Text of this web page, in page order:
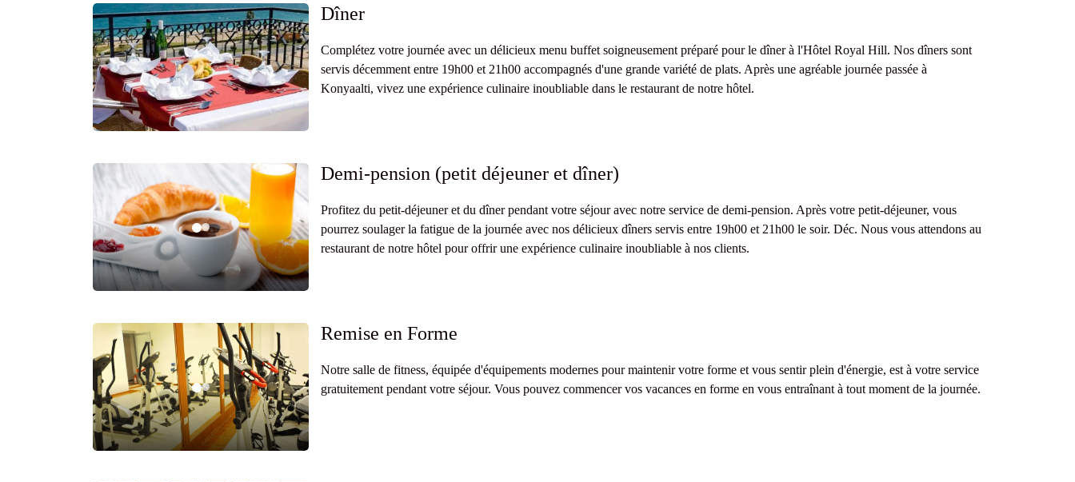
Dîner
Complétez votre journée avec un délicieux menu buffet soigneusement préparé pour le dîner à l'Hôtel Royal Hill. Nos dîners sont
servis décemment entre 19h00 et 21h00 accompagnés d'une grande variété de plats. Après une agréable journée passée à
Konyaalti, vivez une expérience culinaire inoubliable dans le restaurant de notre hôtel.
Demi-pension (petit déjeuner et dîner)
Profitez du petit-déjeuner et du dîner pendant votre séjour avec notre service de demi-pension. Après votre petit-déjeuner, vous
pourrez soulager la fatigue de la journée avec nos délicieux dîners servis entre 19h00 et 21h00 le soir. Déc. Nous vous attendons au
restaurant de notre hôtel pour offrir une expérience culinaire inoubliable à nos clients.
Remise en Forme
Notre salle de fitness, équipée d'équipements modernes pour maintenir votre forme et vous sentir plein d'énergie, est à votre service
gratuitement pendant votre séjour. Vous pouvez commencer vos vacances en forme en vous entraînant à tout moment de la journée.